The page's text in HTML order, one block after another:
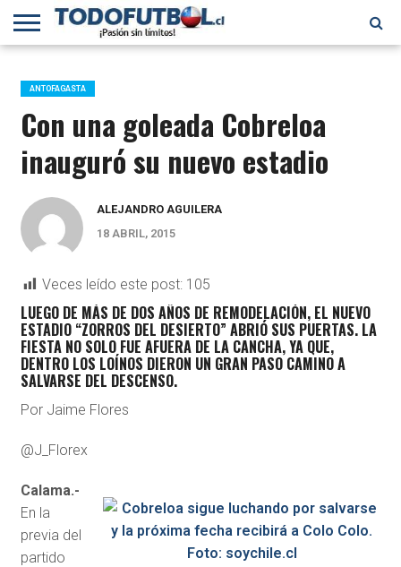
PRIMERA
B
SELECCIÓN
CHILENA
CHILENOS
EN EL
MUNDO
FÚTBOL
INTERNACIONAL
ANTOFAGASTA
Con una goleada Cobreloa
inauguró su nuevo estadio
ALEJANDRO AGUILERA
18 ABRIL, 2015
Veces leído este post: 105
LUEGO DE MÁS DE DOS AÑOS DE REMODELACIÓN, EL NUEVO
ESTADIO “ZORROS DEL DESIERTO” ABRIÓ SUS PUERTAS. LA
FIESTA NO SOLO FUE AFUERA DE LA CANCHA, YA QUE,
DENTRO LOS LOÍNOS DIERON UN GRAN PASO CAMINO A
SALVARSE DEL DESCENSO.
Por Jaime Flores
@J_Florex
Calama.-
En la
previa del
partido